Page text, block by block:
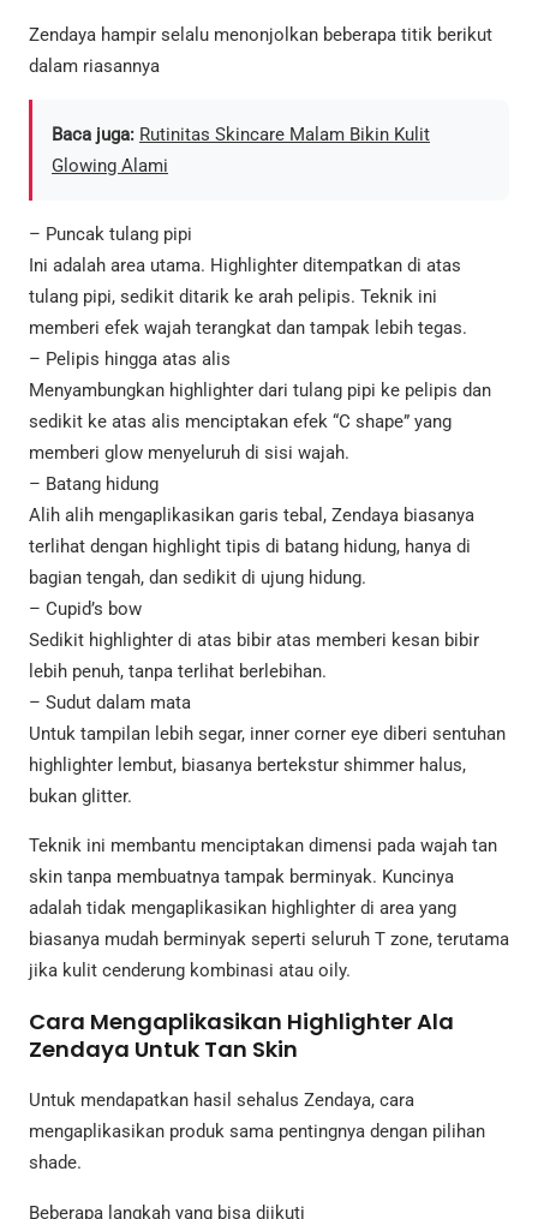
Zendaya hampir selalu menonjolkan beberapa titik berikut
dalam riasannya
Baca juga: Rutinitas Skincare Malam Bikin Kulit
Glowing Alami
– Puncak tulang pipi
Ini adalah area utama. Highlighter ditempatkan di atas
tulang pipi, sedikit ditarik ke arah pelipis. Teknik ini
memberi efek wajah terangkat dan tampak lebih tegas.
– Pelipis hingga atas alis
Menyambungkan highlighter dari tulang pipi ke pelipis dan
sedikit ke atas alis menciptakan efek “C shape” yang
memberi glow menyeluruh di sisi wajah.
– Batang hidung
Alih alih mengaplikasikan garis tebal, Zendaya biasanya
terlihat dengan highlight tipis di batang hidung, hanya di
bagian tengah, dan sedikit di ujung hidung.
– Cupid’s bow
Sedikit highlighter di atas bibir atas memberi kesan bibir
lebih penuh, tanpa terlihat berlebihan.
– Sudut dalam mata
Untuk tampilan lebih segar, inner corner eye diberi sentuhan
highlighter lembut, biasanya bertekstur shimmer halus,
bukan glitter.
Teknik ini membantu menciptakan dimensi pada wajah tan
skin tanpa membuatnya tampak berminyak. Kuncinya
adalah tidak mengaplikasikan highlighter di area yang
biasanya mudah berminyak seperti seluruh T zone, terutama
jika kulit cenderung kombinasi atau oily.
Cara Mengaplikasikan Highlighter Ala
Zendaya Untuk Tan Skin
Untuk mendapatkan hasil sehalus Zendaya, cara
mengaplikasikan produk sama pentingnya dengan pilihan
shade.
Beberapa langkah yang bisa diikuti